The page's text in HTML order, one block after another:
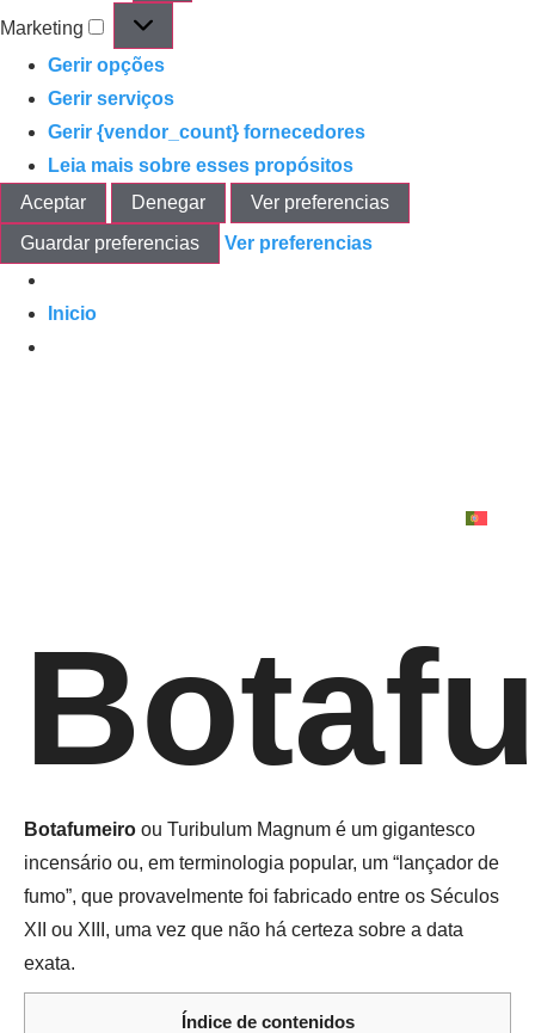
Marketing
Gerir opções
Gerir serviços
Gerir {vendor_count} fornecedores
Leia mais sobre esses propósitos
Aceptar
Denegar
Ver preferencias
Guardar preferencias
Ver preferencias
Inicio
Botafumeiro ou Turibulum Magnum é um gigantesco
incensário ou, em terminologia popular, um “lançador de
fumo”, que provavelmente foi fabricado entre os Séculos
XII ou XIII, uma vez que não há certeza sobre a data
exata.
Índice de contenidos